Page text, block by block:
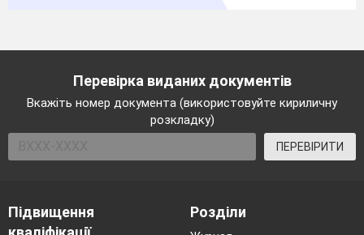
Перевірка виданих документів
Вкажіть номер документа (використовуйте кириличну
розкладку)
ПЕРЕВІРИТИ
Підвищення
Розділи